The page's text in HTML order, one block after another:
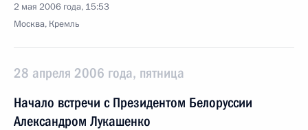
2 мая 2006 года, 15:53
Москва, Кремль
28 апреля 2006 года, пятница
Начало встречи с Президентом Белоруссии
Александром Лукашенко